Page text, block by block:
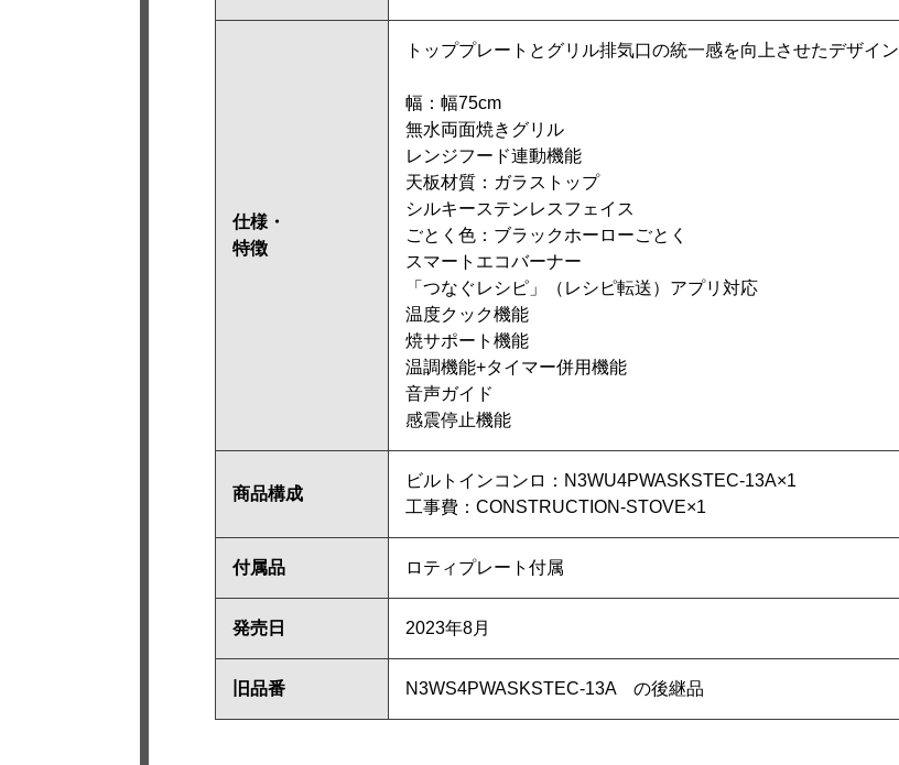
仕様・
特徴
トッププレートとグリル排気口の統一感を向上させたデザイン
幅：幅75cm
無水両面焼きグリル
レンジフード連動機能
天板材質：ガラストップ
シルキーステンレスフェイス
ごとく色：ブラックホーローごとく
スマートエコバーナー
「つなぐレシピ」（レシピ転送）アプリ対応
温度クック機能
焼サポート機能
温調機能+タイマー併用機能
音声ガイド
感震停止機能
商品構成
ビルトインコンロ：N3WU4PWASKSTEC-13A×1
工事費：CONSTRUCTION-STOVE×1
付属品 ロティプレート付属
発売日 2023年8月
旧品番 N3WS4PWASKSTEC-13A の後継品